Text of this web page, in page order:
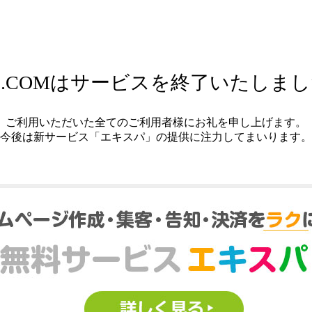
はサービスを終了いたしま
ご利用いただいた全てのご利用者様にお礼を申し上げます。
今後は新サービス「エキスパ」の提供に注力してまいります。